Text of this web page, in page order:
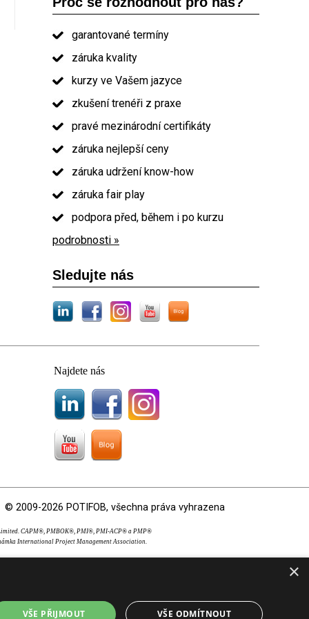
garantované termíny
záruka kvality
kurzy ve Vašem jazyce
zkušení trenéři z praxe
pravé mezinárodní certifikáty
záruka nejlepší ceny
záruka udržení know-how
záruka fair play
podpora před, během i po kurzu
podrobnosti »
Sledujte nás
Najdete nás
© 2009-2026 POTIFOB, všechna práva vyhrazena
CAPM®, PMBOK®, PMI®, PMI-ACP® a PMP®
International Project Management Association.
×
VŠE PŘIJMOUT VŠE ODMÍTNOUT